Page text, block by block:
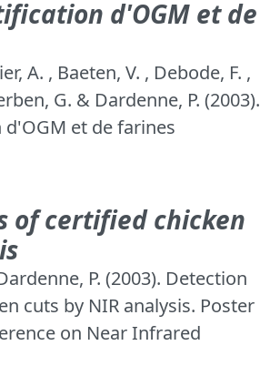
d'OGM et de
A. , Baeten, V. , Debode, F. ,
G. & Dardenne, P. (2003).
et de farines
of certified chicken
P. (2003). Detection
cuts by NIR analysis. Poster
on Near Infrared